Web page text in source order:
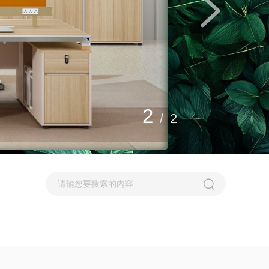
2 / 2